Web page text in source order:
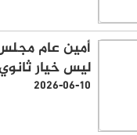
أمين عام
ليس خيار
2026-06-10